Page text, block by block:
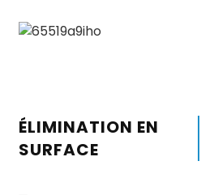
ÉLIMINATION EN
SURFACE